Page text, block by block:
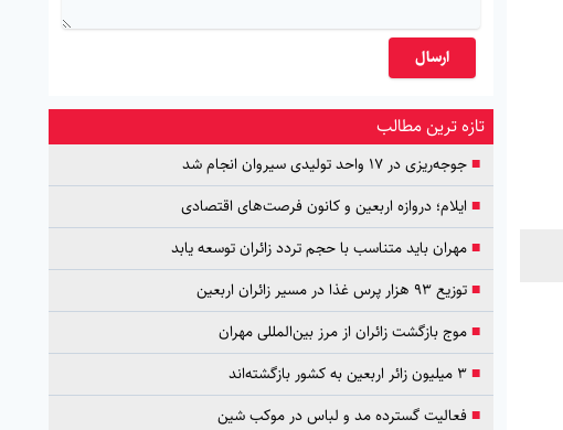
ارسال
تازه ترین مطالب
■جوجه‌ریزی در ۱۷ واحد تولیدی سیروان انجام شد
■ ایلام؛ دروازه اربعین و کانون فرصت‌های اقتصادی
■مهران باید متناسب با حجم تردد زائران توسعه یابد
■توزیع ۹۳ هزار پرس غذا در مسیر زائران اربعین
■موج بازگشت زائران از مرز بین‌المللی مهران
■۳ میلیون زائر اربعین به کشور بازگشته‌اند
■فعالیت گسترده مد و لباس در موکب شین